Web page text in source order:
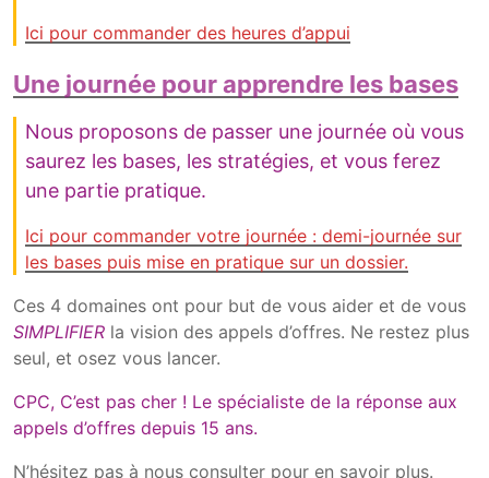
Ici pour commander des heures d’appui
Une journée pour apprendre les bases
Nous proposons de passer une journée où vous
saurez les bases, les stratégies, et vous ferez
une partie pratique.
Ici pour commander votre journée : demi-journée sur
les bases puis mise en pratique sur un dossier.
Ces 4 domaines ont pour but de vous aider et de vous
SIMPLIFIER la vision des appels d’offres. Ne restez plus
seul, et osez vous lancer.
CPC, C’est pas cher ! Le spécialiste de la réponse aux
appels d’offres depuis 15 ans.
N’hésitez pas à nous consulter pour en savoir plus.